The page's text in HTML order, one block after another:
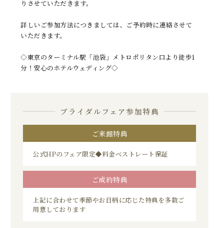
りさせていただきます。
詳しいご参加方法につきましては、ご予約時に連絡させて
いただきます。
◇東京のターミナル駅「池袋」メトロポリタン口より徒歩1
分！安心のホテルウェディング◇
ブライダルフェア参加特典
ご来館特典
公式HPのフェア限定◆料金ベストレート保証
ご成約特典
上記に合わせて季節やお日柄に応じた特典を多数ご
用意しております